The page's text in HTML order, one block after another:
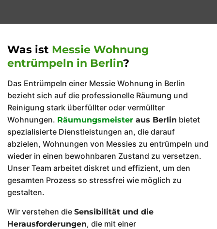
Was ist Messie Wohnung
entrümpeln in Berlin?
Das Entrümpeln einer Messie Wohnung in Berlin
bezieht sich auf die professionelle Räumung und
Reinigung stark überfüllter oder vermüllter
Wohnungen. Räumungsmeister aus Berlin bietet
spezialisierte Dienstleistungen an, die darauf
abzielen, Wohnungen von Messies zu entrümpeln und
wieder in einen bewohnbaren Zustand zu versetzen.
Unser Team arbeitet diskret und effizient, um den
gesamten Prozess so stressfrei wie möglich zu
gestalten.
Wir verstehen die Sensibilität und die
Herausforderungen, die mit einer
Spezial- und
Umzugsservices
Kosten